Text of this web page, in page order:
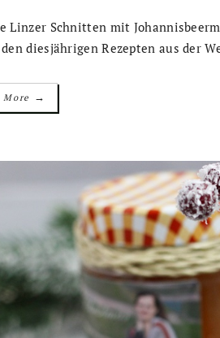
Linzer Schnitten mit
diesjährigen Rezepten aus der
More →